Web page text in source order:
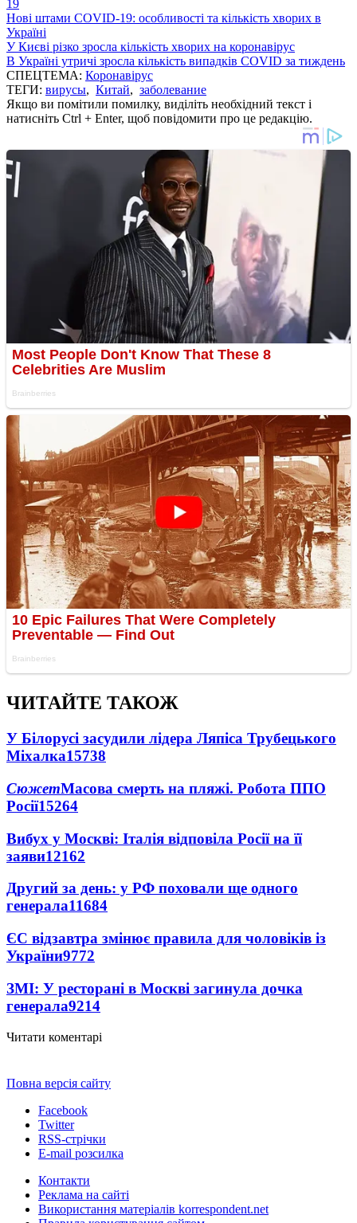
19
Нові штами COVID-19: особливості та кількість хворих в
Україні
У Києві різко зросла кількість хворих на коронавірус
В Україні утричі зросла кількість випадків COVID за тиждень
СПЕЦТЕМА: Коронавірус
ТЕГИ: вирусы, Китай, заболевание
Якщо ви помітили помилку, виділіть необхідний текст і
натисніть Ctrl + Enter, щоб повідомити про це редакцію.
ЧИТАЙТЕ ТАКОЖ
У Білорусі засудили лідера Ляпіса Трубецького
Міхалка15738
СюжетМасова смерть на пляжі. Робота ППО
Росії15264
Вибух у Москві: Італія відповіла Росії на її
заяви12162
Другий за день: у РФ поховали ще одного
генерала11684
ЄС відзавтра змінює правила для чоловіків із
України9772
ЗМІ: У ресторані в Москві загинула дочка
генерала9214
Читати коментарі
Повна версія сайту
Facebook
Twitter
RSS-стрічки
E-mail розсилка
Контакти
Реклама на сайті
Використання матеріалів korrespondent.net